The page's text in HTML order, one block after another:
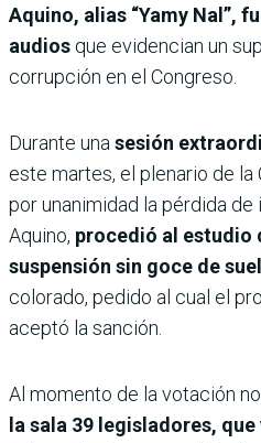
Aquino, alias “Yamy Nal”,
audios que evidencian un
corrupción en el Congreso.
Durante una sesión
este martes, el plenario de la
por unanimidad la pérdida
Aquino, procedió al estudio
suspensión sin goce de
colorado, pedido al cual el
aceptó la sanción.
Al momento de la votación
la sala 39 legisladores,